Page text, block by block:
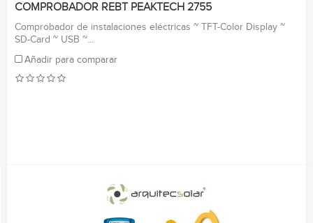
COMPROBADOR REBT PEAKTECH 2755
Comprobador de instalaciones eléctricas ~ TFT-Color Display ~
SD-Card ~ USB ~...
Añadir para comparar